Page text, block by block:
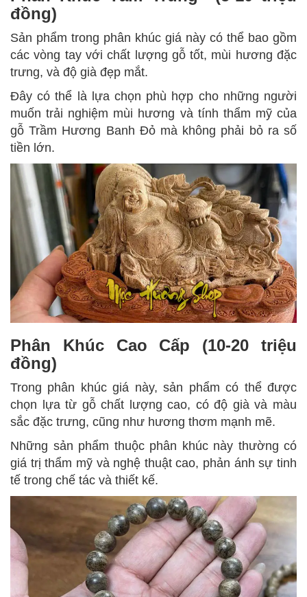
đồng)
Sản phẩm trong phân khúc giá này có thể bao gồm
các vòng tay với chất lượng gỗ tốt, mùi hương đặc
trưng, và độ già đẹp mắt.
Đây có thể là lựa chọn phù hợp cho những người
muốn trải nghiệm mùi hương và tính thẩm mỹ của
gỗ Trầm Hương Banh Đỏ mà không phải bỏ ra số
tiền lớn.
Phân Khúc Cao Cấp (10-20 triệu
đồng)
Trong phân khúc giá này, sản phẩm có thể được
chọn lựa từ gỗ chất lượng cao, có độ già và màu
sắc đặc trưng, cũng như hương thơm mạnh mẽ.
Những sản phẩm thuộc phân khúc này thường có
giá trị thẩm mỹ và nghệ thuật cao, phản ánh sự tinh
tế trong chế tác và thiết kế.